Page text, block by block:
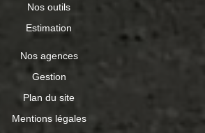
Nos outils
Estimation
Nos agences
Gestion
Plan du site
Mentions légales